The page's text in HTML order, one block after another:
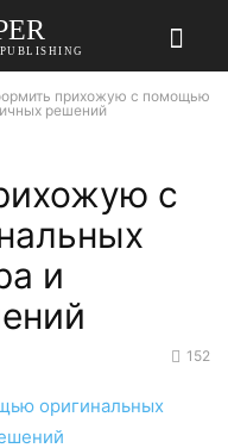
прихожую с помощью
решений
с
и
152